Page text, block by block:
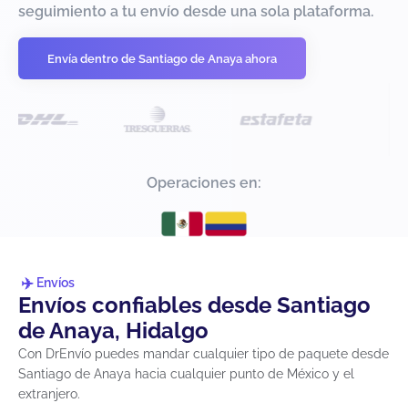
seguimiento a tu envío desde una sola plataforma.
Envía dentro de Santiago de Anaya ahora
Operaciones en:
Envíos
Envíos confiables desde Santiago
de Anaya, Hidalgo
Con DrEnvío puedes mandar cualquier tipo de paquete desde
Santiago de Anaya hacia cualquier punto de México y el
extranjero.